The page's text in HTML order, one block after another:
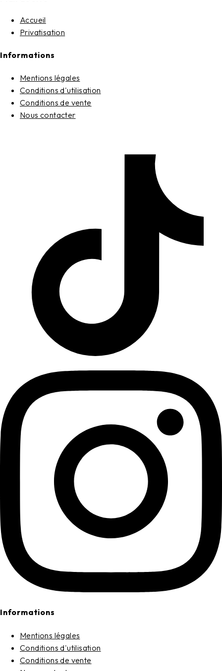
Accueil
Privatisation
Informations
Mentions légales
Conditions d'utilisation
Conditions de vente
Nous contacter
Informations
Mentions légales
Conditions d'utilisation
Conditions de vente